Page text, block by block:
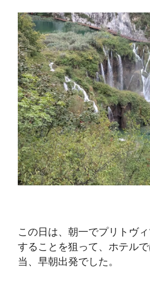
この日は、朝一でプリトヴ
することを狙って、ホテル
当、早朝出発でした。